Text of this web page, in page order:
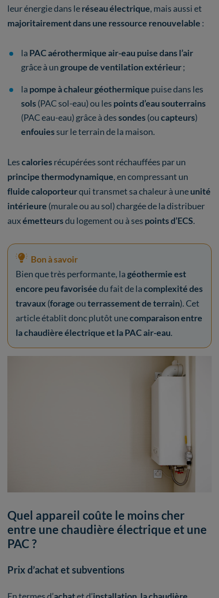
leur énergie dans leréseau électrique, mais aussi et
majoritairement dans une ressource renouvelable :
la PAC aérothermique air-eau puise dans l’air
grâce à ungroupe de ventilation extérieur;
la pompe à chaleur géothermique puise dans les
sols (PAC sol-eau) ou les points d’eau souterrains
(PAC eau-eau) grâce à dessondes (oucapteurs)
enfouies sur le terrain de la maison.
Lescalories récupérées sont réchauffées par un
principe thermodynamique, en compressant un
fluide caloporteurqui transmet sa chaleur à uneunité
intérieure (murale ou au sol) chargée de la distribuer
auxémetteursdu logement ou à ses points d’ECS.
Bon à savoir
Bien que très performante, lagéothermie est
encore peu favoriséedu fait de lacomplexité des
travaux (forageouterrassement de terrain). Cet
article établit donc plutôt unecomparaison entre
la chaudière électrique et la PAC air-eau.
Quel appareil coûte le moins cher
entre une chaudière électrique et une
PAC ?
Prix d’achat et subventions